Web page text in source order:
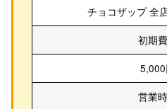
チョコザップ 全
初期
営業